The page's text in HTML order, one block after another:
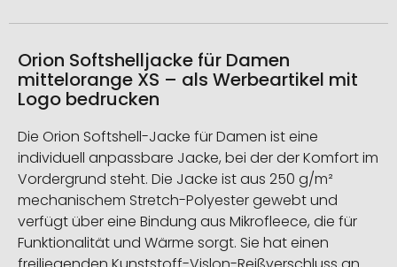
Orion Softshelljacke für Damen
mittelorange XS – als Werbeartikel mit
Logo bedrucken
Die Orion Softshell-Jacke für Damen ist eine
individuell anpassbare Jacke, bei der der Komfort im
Vordergrund steht. Die Jacke ist aus 250 g/m²
mechanischem Stretch-Polyester gewebt und
verfügt über eine Bindung aus Mikrofleece, die für
Funktionalität und Wärme sorgt. Sie hat einen